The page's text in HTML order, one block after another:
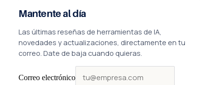
Mantente al día
Las últimas reseñas de herramientas de IA,
novedades y actualizaciones, directamente en tu
correo. Date de baja cuando quieras.
Correo electrónico